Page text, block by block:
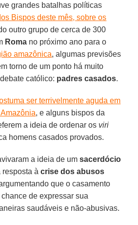
grandes batalhas políticas
Bispos deste mês, sobre os
outro grupo de cerca de 300
Roma no próximo ano para o
amazônica, algumas previsões
torno de um ponto há muito
católico: padres casados.
ser terrivelmente aguda em
, e alguns bispos da
a ideia de ordenar os viri
homens casados provados.
a ideia de umsacerdócio
resposta àcrise dos abusos
que o casamento
de expressar sua
saudáveis e não-abusivas.